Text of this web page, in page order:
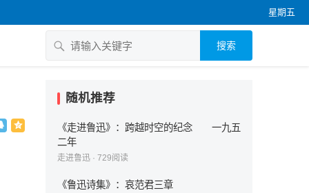
星期五
搜索
随机推荐
《走进鲁迅》：跨越时空的纪念 一九五
二年
走进鲁迅 · 729阅读
《鲁迅诗集》：哀范君三章